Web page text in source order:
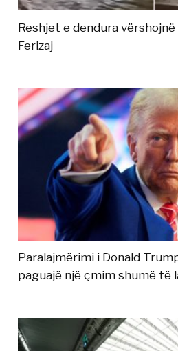
Reshjet e dendura
Ferizaj
Paralajmërimi i Donald
paguajë një çmim shumë të